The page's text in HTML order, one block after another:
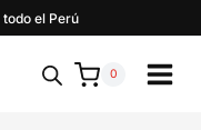
todo el Perú
0